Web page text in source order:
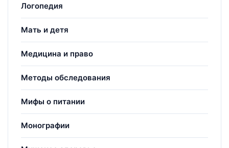
Логопедия
Мать и детя
Медицина и право
Методы обследования
Мифы о питании
Монографии